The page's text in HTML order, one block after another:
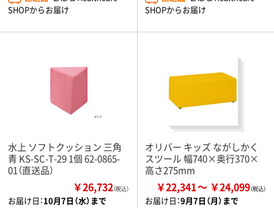
SHOPからお届け
SHOPからお届け
水上 ソフトクッション 三角
青 KS-SC-T-29 1個 62-0865-
01（直送品）
￥26,732（税込）
お届け日：10月7日（水）まで
オリバー キッズ ながしかく
スツール 幅740×奥行370×
高さ275mm
￥22,341 ￥24,099
お届け日：9月7日（月）まで